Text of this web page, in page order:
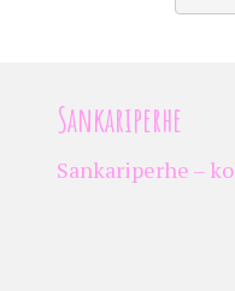
Sankariperhe
Sankariperhe –